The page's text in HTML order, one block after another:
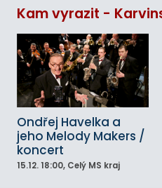
Kam vyrazit -
Ondřej Havelka a
jeho Melody Makers /
koncert
15.12. 18:00, Celý MS kraj